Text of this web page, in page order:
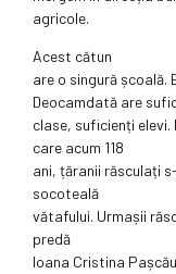
agricole.
Acest cătun
are o singură școală.
Deocamdată are
clase, suficienți
care acum 118
ani, țăranii răsculați
socoteală
vătafului. Urmașii
predă
Ioana Cristina